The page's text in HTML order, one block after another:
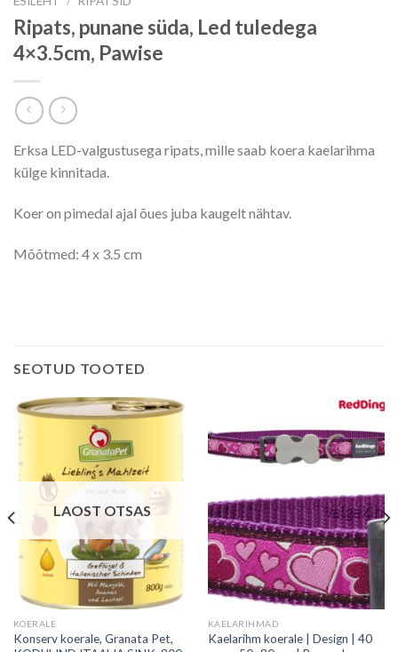
Ripats, punane süda, Led tuledega
4×3.5cm, Pawise
Erksa LED-valgustusega ripats, mille saab koera kaelarihma
külge kinnitada.
Koer on pimedal ajal õues juba kaugelt nähtav.
Mõõtmed: 4 x 3.5 cm
SEOTUD TOOTED
LAOST OTSAS
KOERALE
Konserv koerale, Granata Pet,
KAELARIHMAD
Kaelarihm koerale | Design | 40